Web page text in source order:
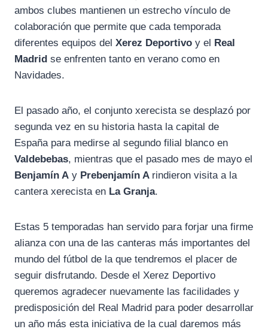
ambos clubes mantienen un estrecho vínculo de
colaboración que permite que cada temporada
diferentes equipos del Xerez Deportivo y el
Real
Madrid se enfrenten tanto en verano como en
Navidades.
El pasado año, el conjunto xerecista se desplazó por
segunda vez en su historia hasta la capital de
España para medirse al segundo filial blanco en
Valdebebas, mientras que el pasado mes de mayo el
Benjamín A y Prebenjamín A rindieron visita a la
cantera xerecista en La Granja.
Estas 5 temporadas han servido para forjar una firme
alianza con una de las canteras más importantes del
mundo del fútbol de la que tendremos el placer de
seguir disfrutando. Desde el Xerez Deportivo
queremos agradecer nuevamente las facilidades y
predisposición del Real Madrid para poder desarrollar
un año más esta iniciativa de la cual daremos más